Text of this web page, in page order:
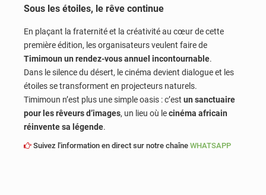
Sous les étoiles, le rêve continue
En plaçant la fraternité et la créativité au cœur de cette
première édition, les organisateurs veulent faire de
Timimoun un rendez-vous annuel incontournable.
Dans le silence du désert, le cinéma devient dialogue et les
étoiles se transforment en projecteurs naturels.
Timimoun n’est plus une simple oasis : c’est un sanctuaire
pour les rêveurs d’images, un lieu où lecinéma africain
réinvente sa légende.
Suivez l'information en direct sur notre chaîne WHATSAPP